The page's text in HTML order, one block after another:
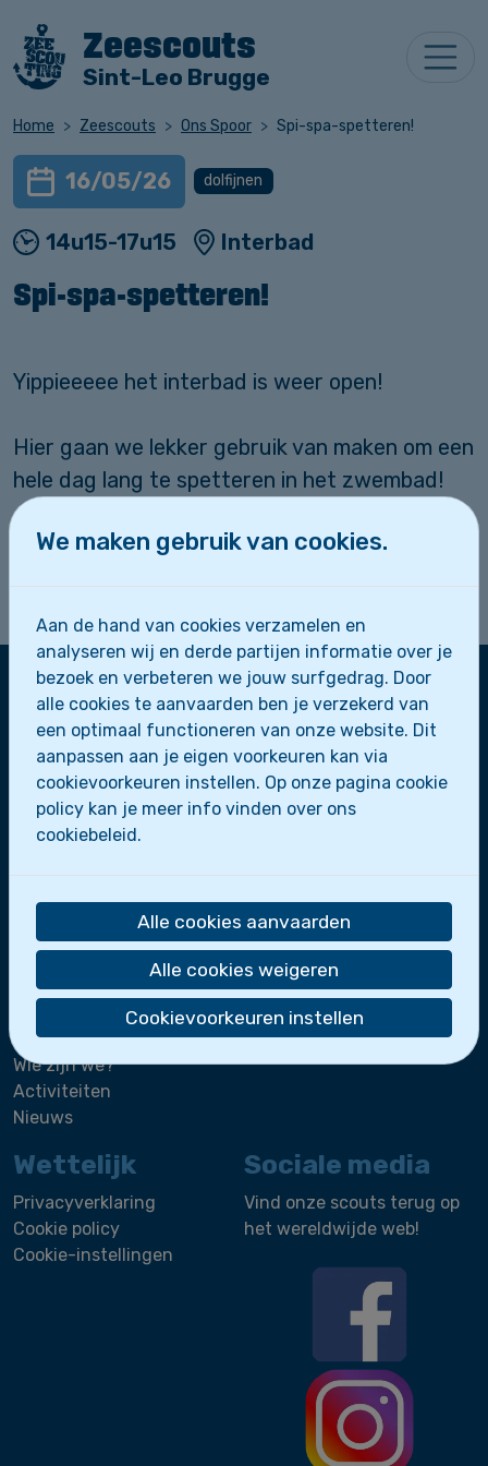
Zeescouts
Sint-Leo Brugge
Home Zeescouts Ons Spoor Spi-spa-spetteren!
16/05/26 dolfijnen
14u15-17u15 Interbad
Spi-spa-spetteren!
Yippieeeee het interbad is weer open!
Hier gaan we lekker gebruik van maken om een
hele dag lang te spetteren in het zwembad!
Vergeet niet om€3mee te nemen.
Zeescouts Sint-Leo
Zeepaardjes
Zeewolfjes
Zeerobben
Dolfijnen
Scheepsmakkers
Zeeverkenners
Bootslui
De zeescouts maken deel uit vanScoutsgroep
Wie zijn we?
Activiteiten
Nieuws
Wettelijk
Privacyverklaring
Cookie policy
Cookie-instellingen
Sociale media
Vind onze scouts terug op
het wereldwijde web!
We maken gebruik van cookies.
Aan de hand van cookies verzamelen en
analyseren wij en derde partijen informatie over je
bezoek en verbeteren we jouw surfgedrag. Door
alle cookies te aanvaarden ben je verzekerd van
een optimaal functioneren van onze website. Dit
aanpassen aan je eigen voorkeuren kan via
cookievoorkeuren instellen. Op onze pagina cookie
policy kan je meer info vinden over ons
cookiebeleid.
Alle cookies aanvaarden
Alle cookies weigeren
Cookievoorkeuren instellen